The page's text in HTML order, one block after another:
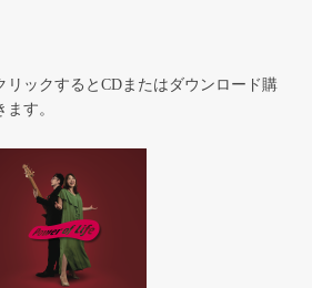
ックするとCDまたはダウンロード購
す。